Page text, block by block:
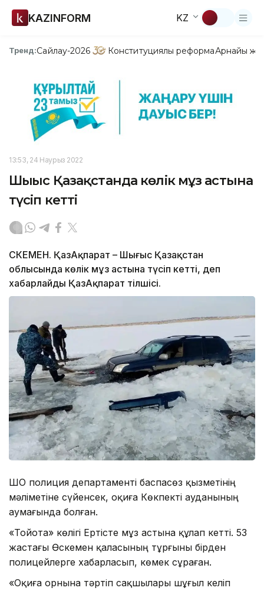
KAZINFORM KZ
Тренд:Сайлау-2026 Конституциялық реформаАрнайы
13:53, 24 Наурыз 2022
Шығыс Қазақстанда көлік мұз астына
түсіп кетті
ӨСКЕМЕН. ҚазАқпарат – Шығыс Қазақстан
облысында көлік мұз астына түсіп кетті, деп
хабарлайды ҚазАқпарат тілшісі.
ШҚО полиция департаменті баспасөз қызметінің
мәліметіне сүйенсек, оқиға Көкпекті ауданының
аумағында болған.
«Тойота» көлігі Ертісте мұз астына құлап кетті. 53
жастағы Өскемен қаласының тұрғыны бірден
полицейлерге хабарласып, көмек сұраған.
«Оқиға орнына тәртіп сақшылары шұғыл келіп